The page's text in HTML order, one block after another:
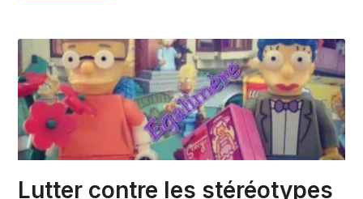
Lutter contre les stéréotypes